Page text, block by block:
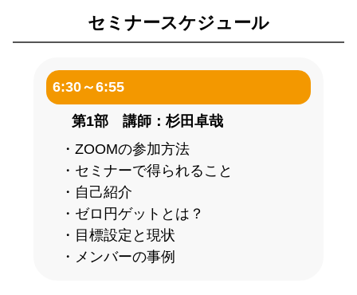
セミナースケジュール
6:30～6:55
第1部 講師：杉田卓哉
・ZOOMの参加方法
・セミナーで得られること
・自己紹介
・ゼロ円ゲットとは？
・目標設定と現状
・メンバーの事例